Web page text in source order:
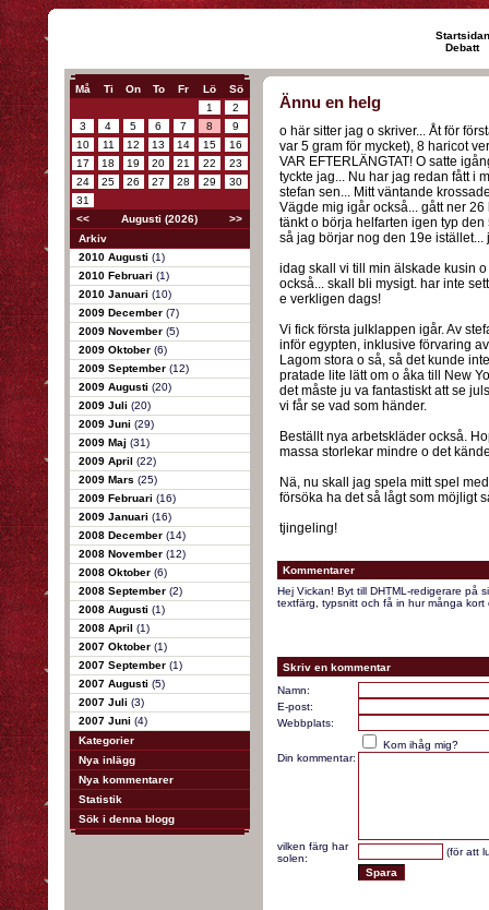
Startsidan
Debatt
Må Ti On To Fr Lö
Sö
1
2
3
4 5 6 7 8
9
10
11 12 13 14 15
16
17
18 19 20 21 22
23
24
25 26 27 28 29
30
31
<<
Augusti (2026)
>>
Arkiv
2010 Augusti (1)
2010 Februari (1)
2010 Januari (10)
2009 December (7)
2009 November (5)
2009 Oktober (6)
2009 September (12)
2009 Augusti (20)
2009 Juli (20)
2009 Juni (29)
2009 Maj (31)
2009 April (22)
2009 Mars (25)
2009 Februari (16)
2009 Januari (16)
2008 December (14)
2008 November (12)
2008 Oktober (6)
2008 September (2)
2008 Augusti (1)
2008 April (1)
2007 Oktober (1)
2007 September (1)
2007 Augusti (5)
2007 Juli (3)
2007 Juni (4)
Kategorier
Nya inlägg
Nya kommentarer
Statistik
Sök i denna blogg
Ännu en helg
o här sitter jag o skriver... Åt för
var 5 gram för mycket), 8 haricot
VAR EFTERLÄNGTAT! O satte
tyckte jag... Nu har jag redan fått i
stefan sen... Mitt väntande
Vägde mig igår också... gått ner
tänkt o börja helfarten igen typ
så jag börjar nog den 19e istället...
idag skall vi till min älskade kusin
också... skall bli mysigt. har inte
e verkligen dags!
Vi fick första julklappen igår. Av
inför egypten, inklusive förvaring
Lagom stora o så, så det kunde
pratade lite lätt om o åka till New
det måste ju va fantastiskt att se
vi får se vad som händer.
Beställt nya arbetskläder också.
massa storlekar mindre o det
Nä, nu skall jag spela mitt spel
försöka ha det så lågt som möjligt
tjingeling!
Kommentarer
Hej Vickan! Byt till DHTML-redigerare på
textfärg, typsnitt och få in hur många kort
Skriv en kommentar
Namn:
E-post:
Webbplats:
Kom ihåg mig?
Din kommentar:
vilken färg har
solen:
(för att